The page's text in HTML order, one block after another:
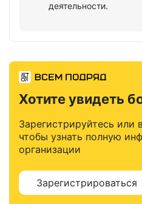
деятельности.
Хотите увидеть
Зарегистрируйтесь или
чтобы узнать полную
организации
Зарегистрироваться